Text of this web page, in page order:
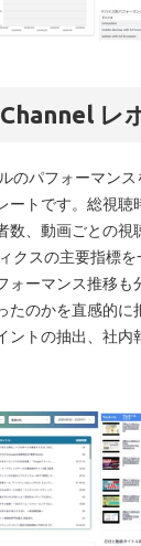
レ
のパフォーマン
ートです。総視聴
数、動画ごとの視
クスの主要指標を
ォーマンス推移も
たのかを直感的に
ントの抽出、社内